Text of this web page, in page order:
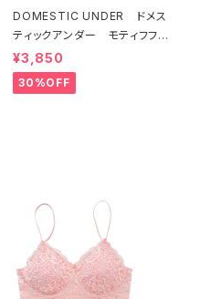
DOMESTIC UNDER ドメス
ティックアンダー モティフフル
ール ブラジャー（ブルー）D22
55
¥3,850
30%OFF